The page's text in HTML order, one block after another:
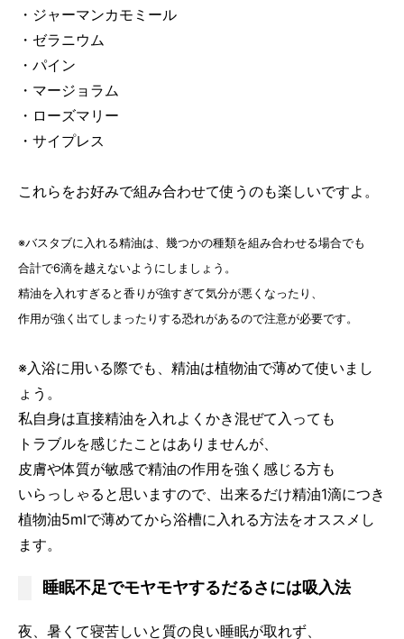
・ジャーマンカモミール
・ゼラニウム
・パイン
・マージョラム
・ローズマリー
・サイプレス
これらをお好みで組み合わせて使うのも楽しいですよ。
※バスタブに入れる精油は、幾つかの種類を組み合わせる場合でも
合計で6滴を越えないようにしましょう。
精油を入れすぎると香りが強すぎて気分が悪くなったり、
作用が強く出てしまったりする恐れがあるので注意が必要です。
※入浴に用いる際でも、精油は植物油で薄めて使いまし
ょう。
私自身は直接精油を入れよくかき混ぜて入っても
トラブルを感じたことはありませんが、
皮膚や体質が敏感で精油の作用を強く感じる方も
いらっしゃると思いますので、出来るだけ精油1滴につき
植物油5mlで薄めてから浴槽に入れる方法をオススメし
ます。
睡眠不足でモヤモヤするだるさには吸入法
夜、暑くて寝苦しいと質の良い睡眠が取れず、